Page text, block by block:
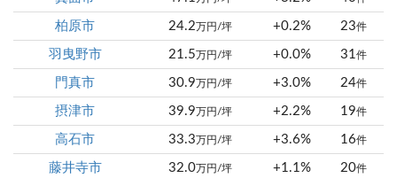
柏原市 24.2 万円/坪 +0.2% 23件
羽曳野市 21.5 万円/坪 +0.0% 31件
門真市 30.9 万円/坪 +3.0% 24件
摂津市 39.9 万円/坪 +2.2% 19件
高石市 33.3 万円/坪 +3.6% 16件
藤井寺市 32.0 万円/坪 +1.1% 20件